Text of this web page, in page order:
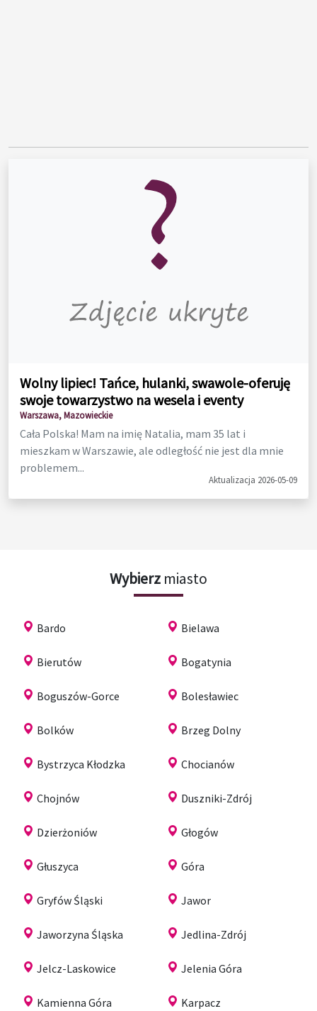
Wolny lipiec! Tańce, hulanki, swawole-oferuję
swoje towarzystwo na wesela i eventy
Warszawa, Mazowieckie
Cała Polska! Mam na imię Natalia, mam 35 lat i
mieszkam w Warszawie, ale odległość nie jest dla mnie
problemem...
Aktualizacja 2026-05-09
Wybierz miasto
Bardo Bielawa
Bierutów Bogatynia
Boguszów-Gorce Bolesławiec
Bolków Brzeg Dolny
Bystrzyca Kłodzka Chocianów
Chojnów Duszniki-Zdrój
Dzierżoniów Głogów
Głuszyca Góra
Gryfów Śląski Jawor
Jaworzyna Śląska Jedlina-Zdrój
Jelcz-Laskowice Jelenia Góra
Kamienna Góra Karpacz